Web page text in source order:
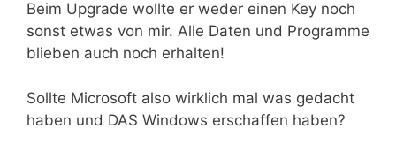
Beim Upgrade wollte er weder einen Key noch
sonst etwas von mir. Alle Daten und Programme
blieben auch noch erhalten!
Sollte Microsoft also wirklich mal was gedacht
haben und DAS Windows erschaffen haben?